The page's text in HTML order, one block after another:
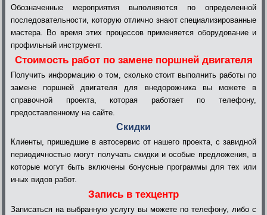
Обозначенные мероприятия выполняются по определенной
последовательности, которую отлично знают специализированные
мастера. Во время этих процессов применяется оборудование и
профильный инструмент.
Стоимость работ по замене поршней двигателя
Получить информацию о том, сколько стоит выполнить работы по
замене поршней двигателя для внедорожника вы можете в
справочной проекта, которая работает по телефону,
предоставленному на сайте.
Скидки
Клиенты, пришедшие в автосервис от нашего проекта, с завидной
периодичностью могут получать скидки и особые предложения, в
которые могут быть включены бонусные программы для тех или
иных видов работ.
Запись в техцентр
Записаться на выбранную услугу вы можете по телефону, либо с